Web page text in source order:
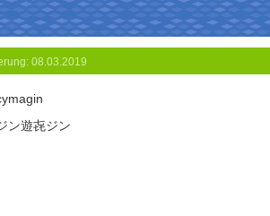
08.03.2019
ン遊㐂ジン